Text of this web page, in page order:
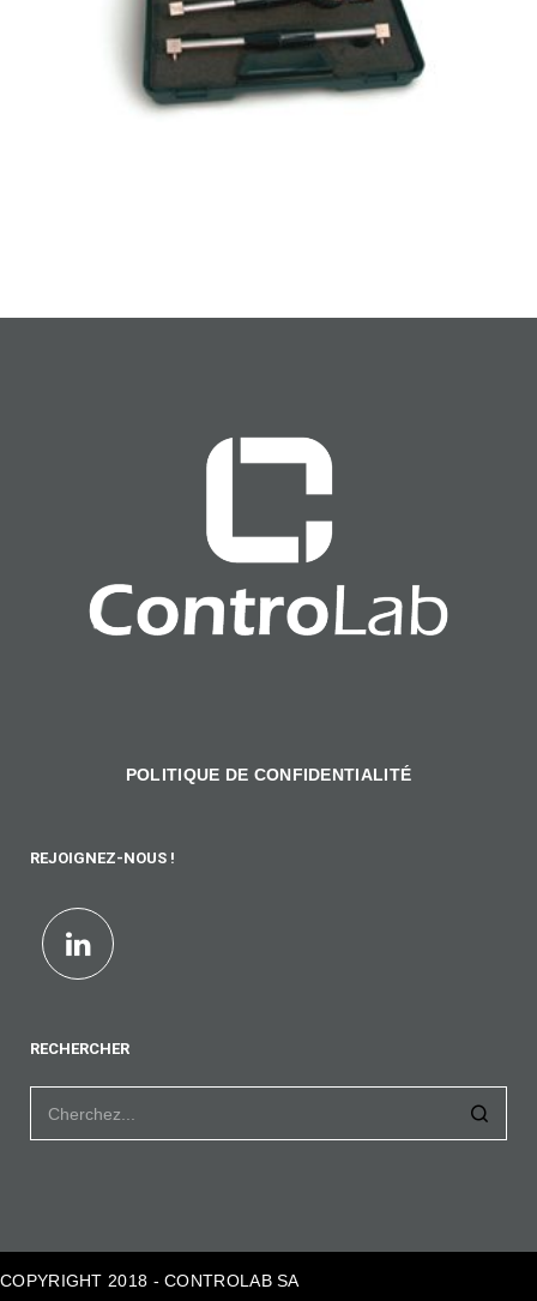
POLITIQUE DE CONFIDENTIALITÉ
REJOIGNEZ-NOUS !
RECHERCHER
COPYRIGHT 2018 - CONTROLAB SA